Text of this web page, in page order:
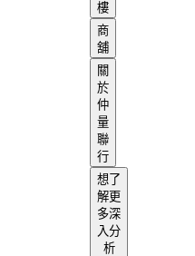
樓
商
舖
關
於
仲
量
聯
行
想了
解更
多深
入分
析